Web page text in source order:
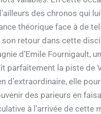
des chronos qui
théorique face à de
retour dans cette
d’Emile Fournigault,
parfaitement la piste de
d’extraordinaire, elle
des parieurs en
à l’arrivée de cette